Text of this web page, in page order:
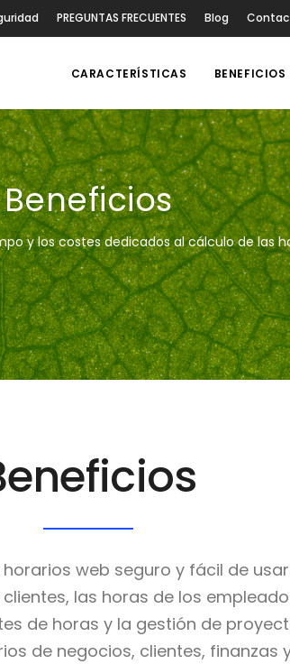
PREGUNTAS FRECUENTES Blog
CARACTERÍSTICAS BENEFICIOS
Beneficios
y los costes dedicados al cálculo de las
web seguro y fácil de
las horas de los
de horas y la gestión de
de negocios, clientes, finanzas